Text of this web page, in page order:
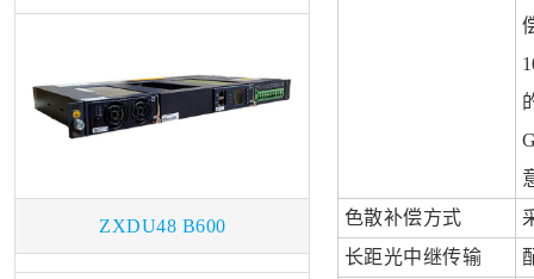
光板
ZXDU48 B600
色散补偿方式
长距光中继传输